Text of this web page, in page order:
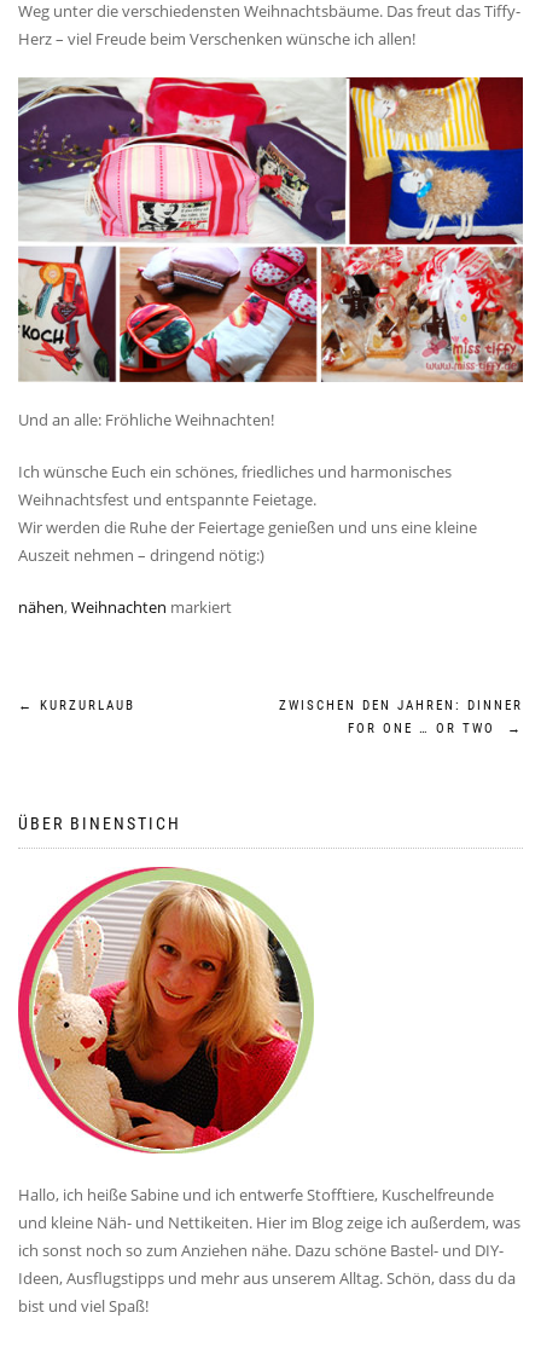
Weg unter die verschiedensten Weihnachtsbäume. Das freut das Tiffy-
Herz – viel Freude beim Verschenken wünsche ich allen!
Und an alle: Fröhliche Weihnachten!
Ich wünsche Euch ein schönes, friedliches und harmonisches
Weihnachtsfest und entspannte Feietage.
Wir werden die Ruhe der Feiertage genießen und uns eine kleine
Auszeit nehmen – dringend nötig:)
nähen,Weihnachten markiert
Beitragsnavigation
← KURZURLAUB
ZWISCHEN DEN JAHREN: DINNER
FOR ONE … OR TWO
→
ÜBER BINENSTICH
Hallo, ich heiße Sabine und ich entwerfe Stofftiere, Kuschelfreunde
und kleine Näh- und Nettikeiten. Hier im Blog zeige ich außerdem, was
ich sonst noch so zum Anziehen nähe. Dazu schöne Bastel- und DIY-
Ideen, Ausflugstipps und mehr aus unserem Alltag. Schön, dass du da
bist und viel Spaß!